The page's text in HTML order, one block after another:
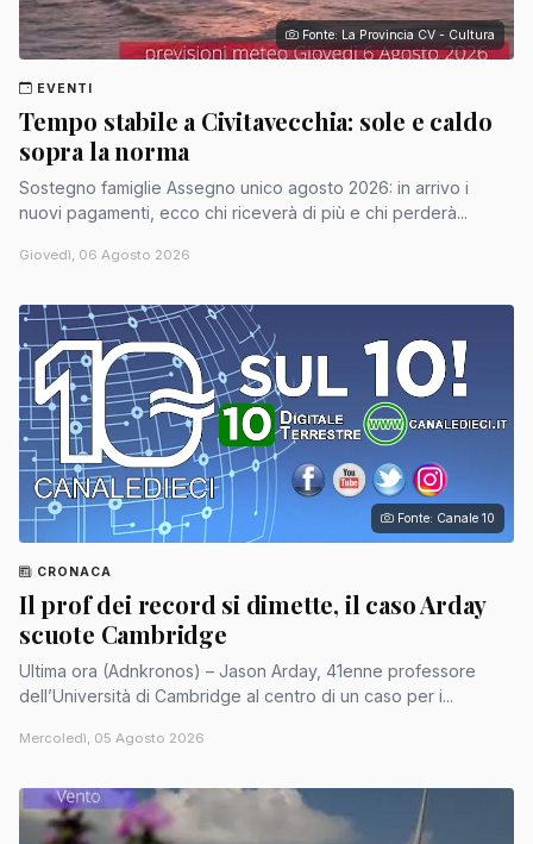
Fonte: La Provincia CV - Cultura
EVENTI
Tempo stabile a Civitavecchia: sole e caldo
sopra la norma
Sostegno famiglie Assegno unico agosto 2026: in arrivo i
nuovi pagamenti, ecco chi riceverà di più e chi perderà...
Giovedì, 06 Agosto 2026
Fonte: Canale 10
CRONACA
Il prof dei record si dimette, il caso Arday
scuote Cambridge
Ultima ora (Adnkronos) – Jason Arday, 41enne professore
dell’Università di Cambridge al centro di un caso per i...
Mercoledì, 05 Agosto 2026